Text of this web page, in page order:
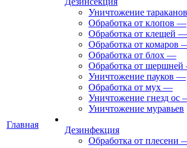
Главная
Уничтожение тараканов
Обработка от клопов —
Обработка от клещей —
Обработка от комаров
Обработка от блох —
Обработка от шершней
Уничтожение пауков —
Обработка от мух —
Уничтожение гнезд ос
Уничтожение муравьев
Дезинфекция
Обработка от плесени